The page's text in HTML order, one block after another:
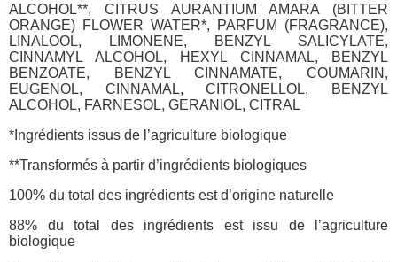
ALCOHOL**, CITRUS AURANTIUM AMARA (BITTER
ORANGE) FLOWER WATER*, PARFUM (FRAGRANCE),
LINALOOL, LIMONENE, BENZYL SALICYLATE,
CINNAMYL ALCOHOL, HEXYL CINNAMAL, BENZYL
BENZOATE, BENZYL CINNAMATE, COUMARIN,
EUGENOL, CINNAMAL, CITRONELLOL, BENZYL
ALCOHOL, FARNESOL, GERANIOL, CITRAL
*Ingrédients issus de l’agriculture biologique
**Transformés à partir d’ingrédients biologiques
100% du total des ingrédients est d’origine naturelle
88% du total des ingrédients est issu de l’agriculture
biologique